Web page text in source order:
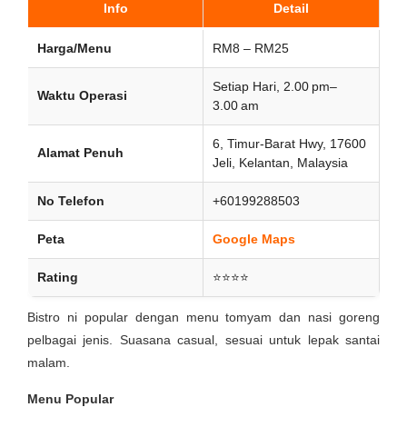
Info Detail
Harga/Menu RM8 – RM25
Waktu Operasi
Setiap Hari, 2.00 pm–
3.00 am
Alamat Penuh
6, Timur-Barat Hwy, 17600
Jeli, Kelantan, Malaysia
No Telefon +60199288503
Peta Google Maps
Rating ⭐⭐⭐⭐
Bistro ni popular dengan menu tomyam dan nasi goreng
pelbagai jenis. Suasana casual, sesuai untuk lepak santai
malam.
Menu Popular